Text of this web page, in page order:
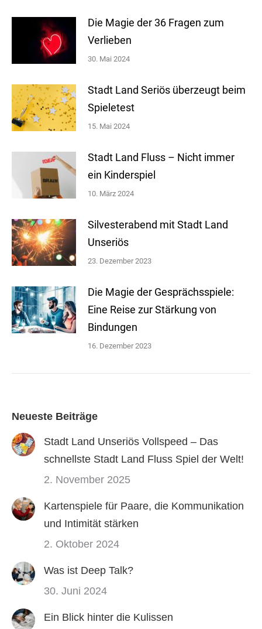
Die Magie der 36 Fragen zum
Verlieben
30. Mai 2024
Stadt Land Seriös überzeugt beim
Spieletest
15. Mai 2024
Stadt Land Fluss – Nicht immer
ein Kinderspiel
10. März 2024
Silvesterabend mit Stadt Land
Unseriös
23. Dezember 2023
Die Magie der Gesprächsspiele:
Eine Reise zur Stärkung von
Bindungen
16. Dezember 2023
Neueste Beiträge
Stadt Land Unseriös Vollspeed – Das
schnellste Stadt Land Fluss Spiel der Welt!
2. November 2025
Kartenspiele für Paare, die Kommunikation
und Intimität stärken
2. Oktober 2024
Was ist Deep Talk?
30. Juni 2024
Ein Blick hinter die Kulissen